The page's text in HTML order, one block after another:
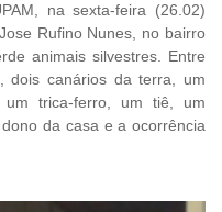
na sexta-feira (26.02)
Rufino Nunes, no bairro
animais silvestres. Entre
dois canários da terra, um
trica-ferro, um tiê, um
da casa e a ocorrência